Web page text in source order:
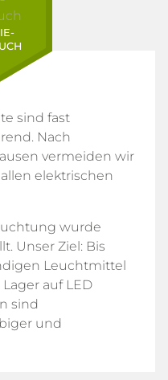
sind fast
Nach
vermeiden wir
elektrischen
wurde
Unser Ziel: Bis
Leuchtmittel
auf LED
sind
und